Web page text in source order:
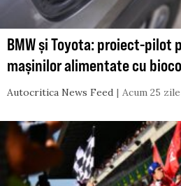
BMW și Toyota: proiect-pilot
mașinilor alimentate cu
Autocritica News Feed Acum 25 zile